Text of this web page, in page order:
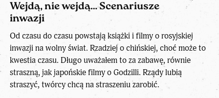
Wejdą, nie wejdą… Scenariusze
inwazji
Od czasu do czasu powstają książki i filmy o rosyjskiej
inwazji na wolny świat. Rzadziej o chińskiej, choć może to
kwestia czasu. Długo uważałem to za zabawę, równie
straszną, jak japońskie filmy o Godzilli. Rządy lubią
straszyć, twórcy chcą na straszeniu zarobić.